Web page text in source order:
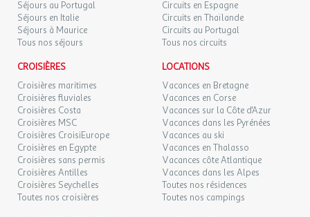
Séjours au Portugal
Séjours en Italie
Séjours à Maurice
Tous nos séjours
Circuits en Espagne
Circuits en Thaïlande
Circuits au Portugal
Tous nos circuits
CROISIÈRES
Croisières maritimes
Croisières fluviales
Croisières Costa
Croisières MSC
Croisières CroisiEurope
Croisières en Egypte
Croisières sans permis
Croisières Antilles
Croisières Seychelles
Toutes nos croisières
LOCATIONS
Vacances en Bretagne
Vacances en Corse
Vacances sur la Côte d'Azur
Vacances dans les Pyrénées
Vacances au ski
Vacances en Thalasso
Vacances côte Atlantique
Vacances dans les Alpes
Toutes nos résidences
Toutes nos campings